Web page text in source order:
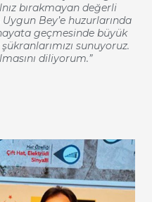
bırakmayan değerli
Bey’e huzurlarında
geçmesinde büyük
sunuyoruz.
diliyorum.”